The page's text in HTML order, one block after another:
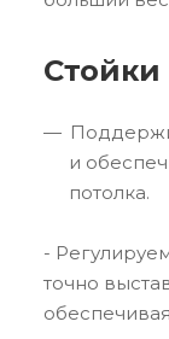
Стойки
и
потолка.
-
точно